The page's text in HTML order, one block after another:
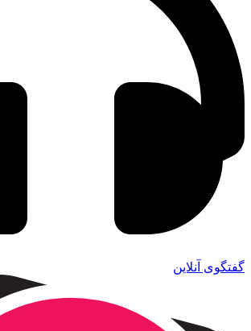
گفتگوی آنلاین